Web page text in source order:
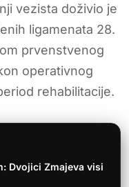
vezista doživio je
ligamenata 28.
prvenstvenog
operativnog
rehabilitacije.
Dvojici Zmajeva visi